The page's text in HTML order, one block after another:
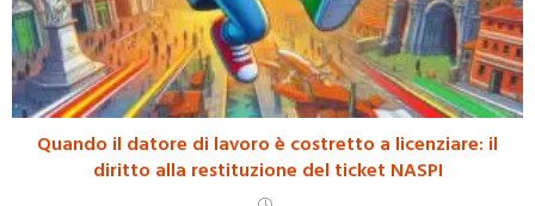
Quando il datore di lavoro è costretto a licenziare: il
diritto alla restituzione del ticket NASPI